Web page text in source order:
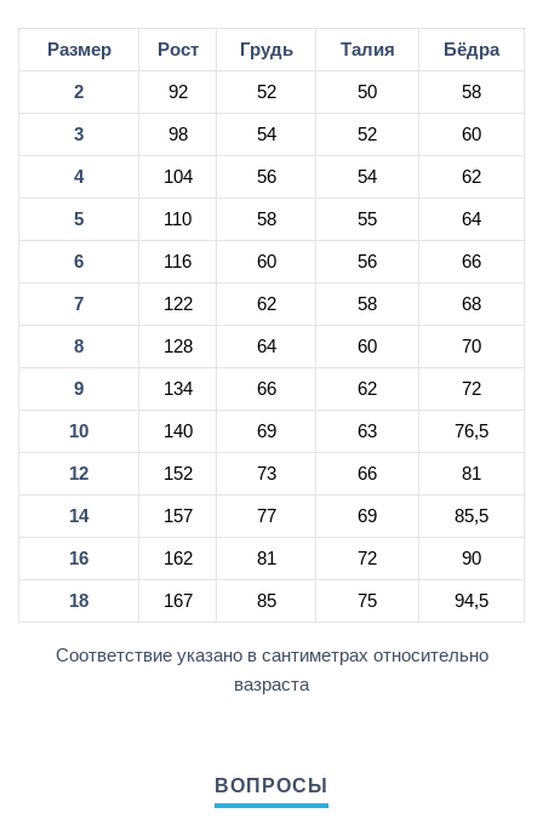
Размер Рост Грудь Талия Бёдра
2 92 52 50 58
3 98 54 52 60
4 104 56 54 62
5 110 58 55 64
6 116 60 56 66
7 122 62 58 68
8 128 64 60 70
9 134 66 62 72
10 140 69 63 76,5
12 152 73 66 81
14 157 77 69 85,5
16 162 81 72 90
18 167 85 75 94,5
Соответствие указано в сантиметрах относительно
вазраста